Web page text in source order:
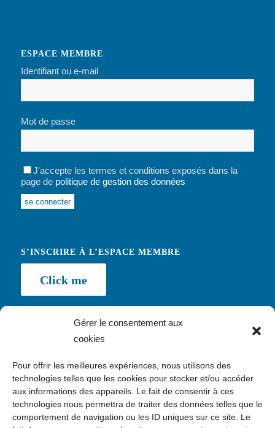
Gérer le consentement aux
cookies
Pour offrir les meilleures expériences, nous utilisons des
technologies telles que les cookies pour stocker et/ou accéder
aux informations des appareils. Le fait de consentir à ces
technologies nous permettra de traiter des données telles que le
comportement de navigation ou les ID uniques sur ce site. Le
ESPACE MEMBRE
Identifiant ou e-mail
Mot de passe
J'accepte les termes et conditions exposés dans la
page de politique de gestion des données
Alternative:
S’INSCRIRE À L’ESPACE MEMBRE
Click me
Inscription